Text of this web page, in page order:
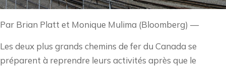
Par Brian Platt et Monique Mulima (Bloomberg) —
Les deux plus grands chemins de fer du Canada se
préparent à reprendre leurs activités après que le